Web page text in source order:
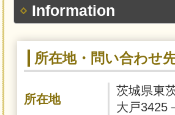
Information
所在地・問い合わせ
所在地
茨城県東
大戸3425